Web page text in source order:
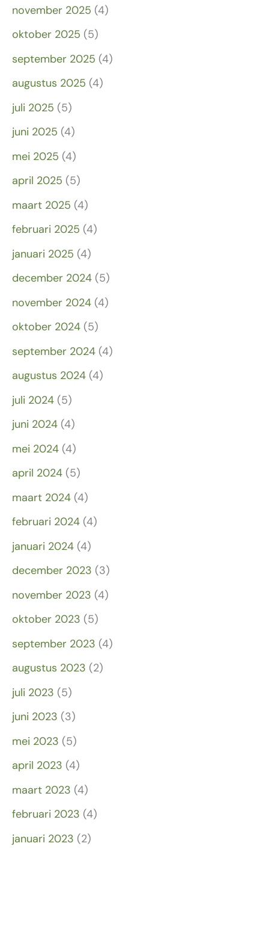
november 2025 (4)
oktober 2025 (5)
september 2025 (4)
augustus 2025 (4)
juli 2025 (5)
juni 2025 (4)
mei 2025 (4)
april 2025 (5)
maart 2025 (4)
februari 2025 (4)
januari 2025 (4)
december 2024 (5)
november 2024 (4)
oktober 2024 (5)
september 2024 (4)
augustus 2024 (4)
juli 2024 (5)
juni 2024 (4)
mei 2024 (4)
april 2024 (5)
maart 2024 (4)
februari 2024 (4)
januari 2024 (4)
december 2023 (3)
november 2023 (4)
oktober 2023 (5)
september 2023 (4)
augustus 2023 (2)
juli 2023 (5)
juni 2023 (3)
mei 2023 (5)
april 2023 (4)
maart 2023 (4)
februari 2023 (4)
januari 2023 (2)